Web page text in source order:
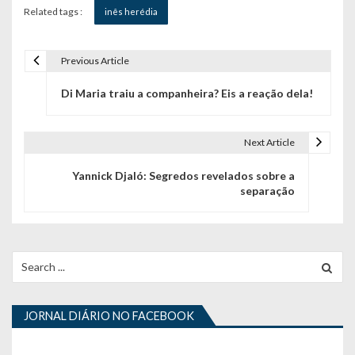
Related tags : inês herédia
ã
o
d
Previous Article
Di Maria traiu a companheira? Eis a reação dela!
Next Article
Yannick Djaló: Segredos revelados sobre a
separação
for:
JORNAL DIÁRIO NO FACEBOOK